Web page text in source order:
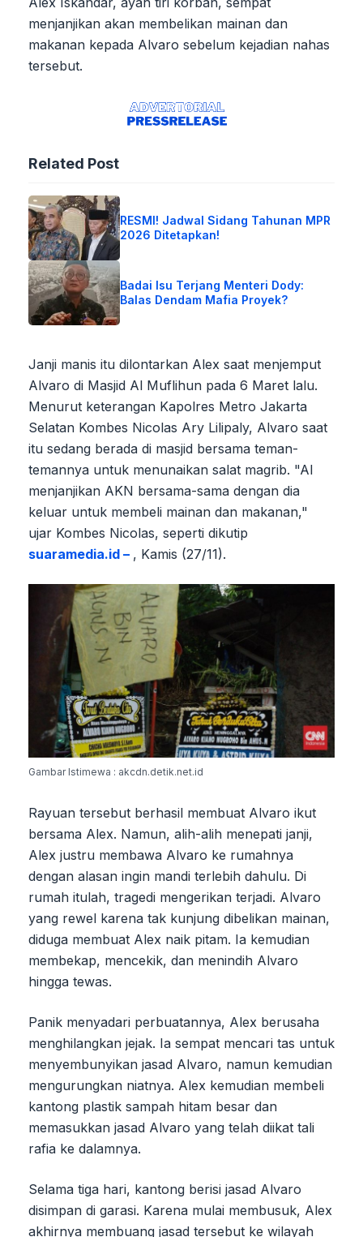
menjanjikan akan membelikan mainan dan
makanan kepada Alvaro sebelum kejadian nahas
tersebut.
Related Post
RESMI! Jadwal Sidang Tahunan MPR
2026 Ditetapkan!
Badai Isu Terjang Menteri Dody:
Balas Dendam Mafia Proyek?
Janji manis itu dilontarkan Alex saat menjemput
Alvaro di Masjid Al Muflihun pada 6 Maret lalu.
Menurut keterangan Kapolres Metro Jakarta
Selatan Kombes Nicolas Ary Lilipaly, Alvaro saat
itu sedang berada di masjid bersama teman-
temannya untuk menunaikan salat magrib. "AI
menjanjikan AKN bersama-sama dengan dia
keluar untuk membeli mainan dan makanan,"
ujar Kombes Nicolas, seperti dikutip
suaramedia.id – , Kamis (27/11).
Gambar Istimewa : akcdn.detik.net.id
Rayuan tersebut berhasil membuat Alvaro ikut
bersama Alex. Namun, alih-alih menepati janji,
Alex justru membawa Alvaro ke rumahnya
dengan alasan ingin mandi terlebih dahulu. Di
rumah itulah, tragedi mengerikan terjadi. Alvaro
yang rewel karena tak kunjung dibelikan mainan,
diduga membuat Alex naik pitam. Ia kemudian
membekap, mencekik, dan menindih Alvaro
hingga tewas.
Panik menyadari perbuatannya, Alex berusaha
menghilangkan jejak. Ia sempat mencari tas untuk
menyembunyikan jasad Alvaro, namun kemudian
mengurungkan niatnya. Alex kemudian membeli
kantong plastik sampah hitam besar dan
memasukkan jasad Alvaro yang telah diikat tali
rafia ke dalamnya.
Selama tiga hari, kantong berisi jasad Alvaro
disimpan di garasi. Karena mulai membusuk, Alex
akhirnya membuang jasad tersebut ke wilayah